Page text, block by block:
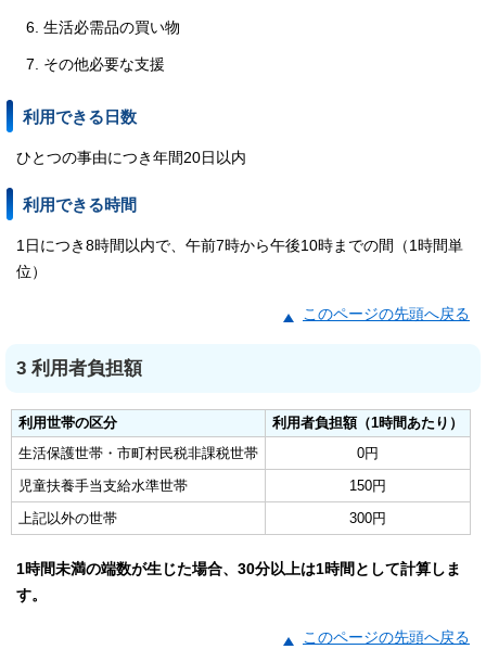
生活必需品の買い物
その他必要な支援
利用できる日数
ひとつの事由につき年間20日以内
利用できる時間
1日につき8時間以内で、午前7時から午後10時までの間（1時間単
位）
このページの先頭へ戻る
3 利用者負担額
利用世帯の区分
利用者負担額（1時間あたり）
生活保護世帯・市町村民税非課税世帯
0円
児童扶養手当支給水準世帯
150円
上記以外の世帯
300円
1時間未満の端数が生じた場合、30分以上は1時間として計算しま
す。
このページの先頭へ戻る